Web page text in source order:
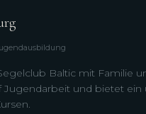
Baltic mit Familie
Jugendarbeit und bietet